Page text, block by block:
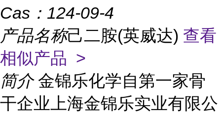
Cas： 124-09-4
产品名称己二胺(英威达) 查看
相似产品 >
简介 金锦乐化学自第一家骨
干企业上海金锦乐实业有限公